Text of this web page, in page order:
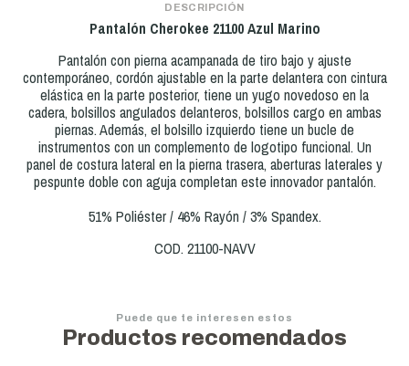
DESCRIPCIÓN
Pantalón Cherokee 21100 Azul Marino
Pantalón con pierna acampanada de tiro bajo y ajuste
contemporáneo, cordón ajustable en la parte delantera con cintura
elástica en la parte posterior, tiene un yugo novedoso en la
cadera, bolsillos angulados delanteros, bolsillos cargo en ambas
piernas. Además, el bolsillo izquierdo tiene un bucle de
instrumentos con un complemento de logotipo funcional. Un
panel de costura lateral en la pierna trasera, aberturas laterales y
pespunte doble con aguja completan este innovador pantalón.
51% Poliéster / 46% Rayón / 3% Spandex.
COD. 21100-NAVV
Puede que te interesen estos
Productos recomendados